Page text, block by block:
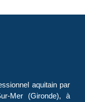
aquitain par
Mer (Gironde), à